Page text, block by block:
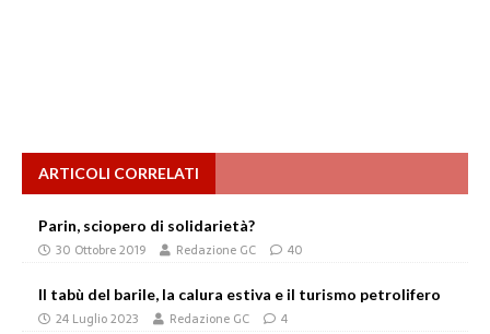
ARTICOLI CORRELATI
Parin, sciopero di solidarietà?
30 Ottobre 2019 Redazione GC 40
Il tabù del barile, la calura estiva e il turismo petrolifero
24 Luglio 2023 Redazione GC 4